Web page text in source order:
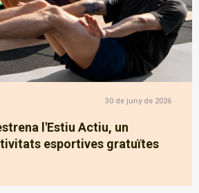
30 de juny de 2026
l'Estiu Actiu, un
esportives gratuïtes